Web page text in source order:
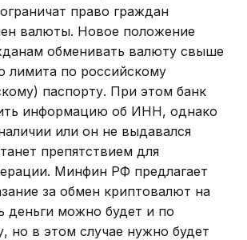
право граждан
валюты. Новое положение
обменивать валюту свыше
лимита по российскому
паспорту. При этом банк
информацию об ИНН, однако
или он не выдавался
препятствием для
Минфин РФ предлагает
за обмен криптовалют на
деньги можно будет и по
но в этом случае нужно будет